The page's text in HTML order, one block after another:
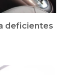
deficientes